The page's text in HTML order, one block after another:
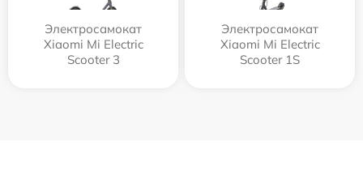
Электросамокат
Xiaomi Mi Electric
Scooter 3
Электросамокат
Xiaomi Mi Electric
Scooter 1S